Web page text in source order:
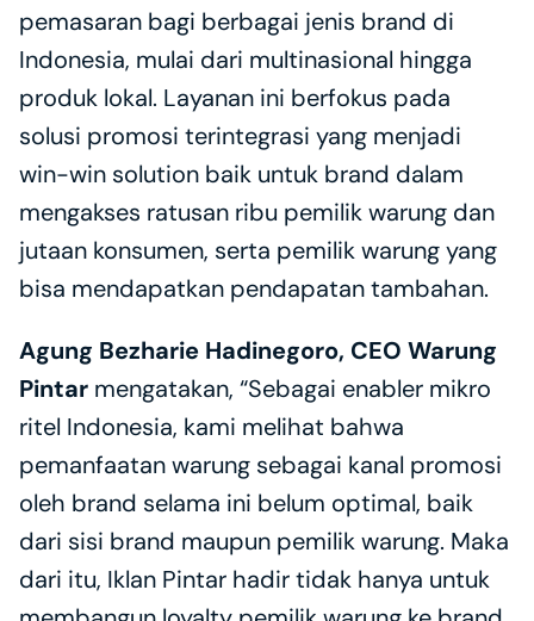
pemasaran bagi berbagai jenis brand di
Indonesia, mulai dari multinasional hingga
produk lokal. Layanan ini berfokus pada
solusi promosi terintegrasi yang menjadi
win-win solution baik untuk brand dalam
mengakses ratusan ribu pemilik warung dan
jutaan konsumen, serta pemilik warung yang
bisa mendapatkan pendapatan tambahan.
Agung Bezharie Hadinegoro, CEO Warung
Pintar mengatakan, “Sebagai enabler mikro
ritel Indonesia, kami melihat bahwa
pemanfaatan warung sebagai kanal promosi
oleh brand selama ini belum optimal, baik
dari sisi brand maupun pemilik warung. Maka
dari itu, Iklan Pintar hadir tidak hanya untuk